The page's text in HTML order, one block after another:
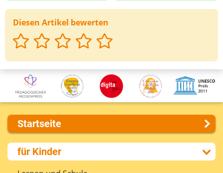
Diesen Artikel bewerten
Startseite
Über uns
Presse
für Kinder